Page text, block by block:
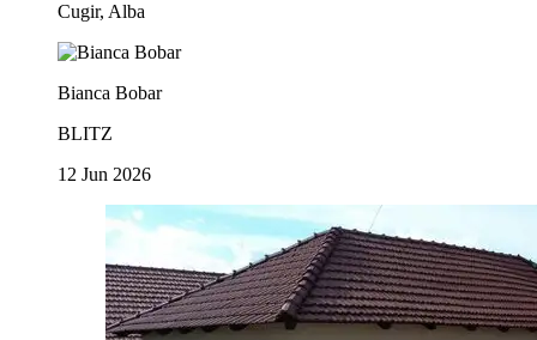
Cugir, Alba
Bianca Bobar
BLITZ
12 Jun 2026